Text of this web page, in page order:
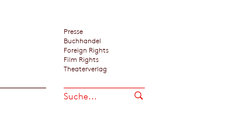
Presse
Buchhandel
Foreign Rights
Film Rights
Theaterverlag